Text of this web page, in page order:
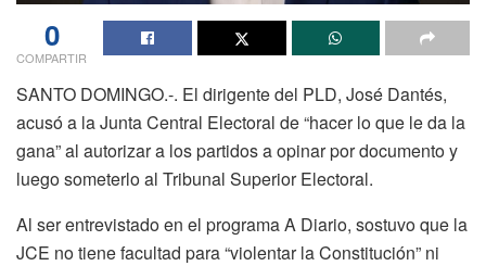
0
COMPARTIR
SANTO DOMINGO.-. El dirigente del PLD, José Dantés,
acusó a la Junta Central Electoral de “hacer lo que le da la
gana” al autorizar a los partidos a opinar por documento y
luego someterlo al Tribunal Superior Electoral.
Al ser entrevistado en el programa A Diario, sostuvo que la
JCE no tiene facultad para “violentar la Constitución” ni